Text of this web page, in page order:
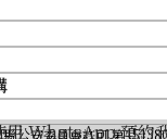
用 WhatsApp 預約
格
縣公安委員會許可 第